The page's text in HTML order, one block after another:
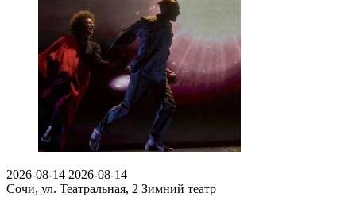
2026-08-14 2026-08-14
Сочи, ул. Театральная, 2 Зимний театр